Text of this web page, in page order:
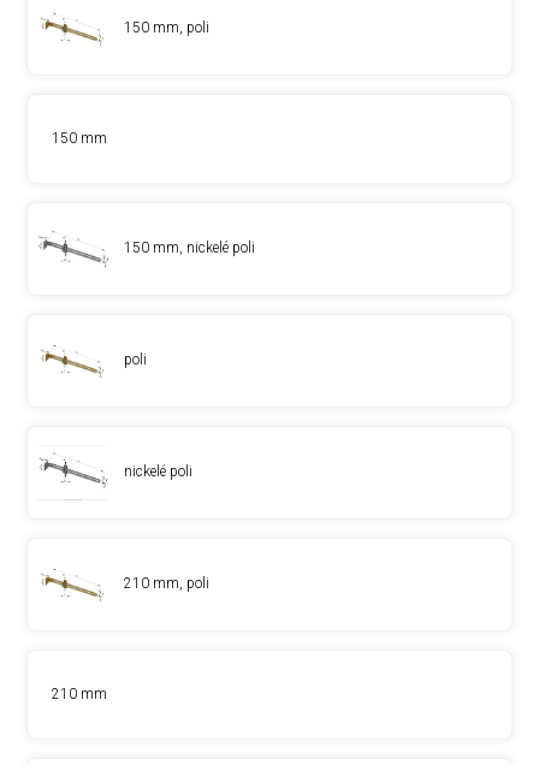
150 mm, poli
150 mm
150 mm, nickelé poli
poli
nickelé poli
210 mm, poli
210 mm